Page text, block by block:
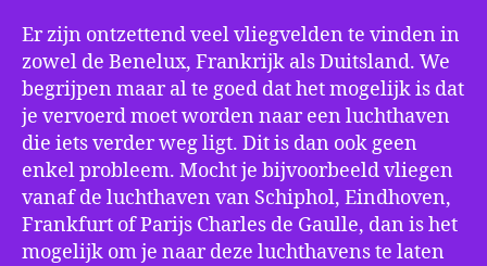
Er zijn ontzettend veel vliegvelden te vinden in
zowel de Benelux, Frankrijk als Duitsland. We
begrijpen maar al te goed dat het mogelijk is dat
je vervoerd moet worden naar een luchthaven
die iets verder weg ligt. Dit is dan ook geen
enkel probleem. Mocht je bijvoorbeeld vliegen
vanaf de luchthaven van Schiphol, Eindhoven,
Frankfurt of Parijs Charles de Gaulle, dan is het
mogelijk om je naar deze luchthavens te laten